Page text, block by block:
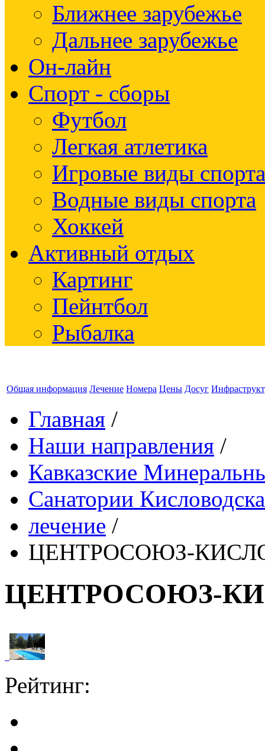
Ближнее зарубежье
Дальнее зарубежье
Он-лайн
Спорт - сборы
Футбол
Легкая атлетика
Игровые виды спорта
Водные виды спорта
Хоккей
Активный отдых
Картинг
Пейнтбол
Рыбалка
Общая информация Лечение Номера Цены Досуг
Главная /
Наши направления /
Кавказские
Санатории Кисловодска
лечение /
ЦЕНТРОСОЮЗ-
ЦЕНТРОСОЮЗ-
Рейтинг: